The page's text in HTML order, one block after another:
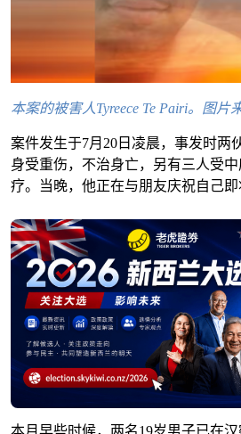
本案的被害人Tyreece Te Pairi。图片
案件发生于7月20日凌晨，事发时两
身受重伤，不治身亡，另有三人受
疗。当晚，他正在与朋友庆祝自己即
本月早些时候，两名19岁男子已在汉